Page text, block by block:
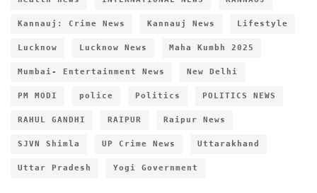
Kannauj: Crime News Kannauj News Lifestyle
Lucknow Lucknow News Maha Kumbh 2025
Mumbai- Entertainment News New Delhi
PM MODI police Politics POLITICS NEWS
RAHUL GANDHI RAIPUR Raipur News
SJVN Shimla UP Crime News Uttarakhand
Uttar Pradesh Yogi Government